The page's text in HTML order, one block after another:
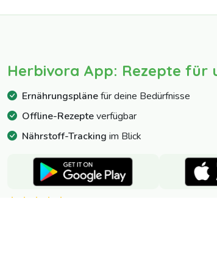
Herbivora App: Rezepte für
Ernährungsplänefür deine Bedürfnisse
Offline-Rezepteverfügbar
Nährstoff-Tracking im Blick